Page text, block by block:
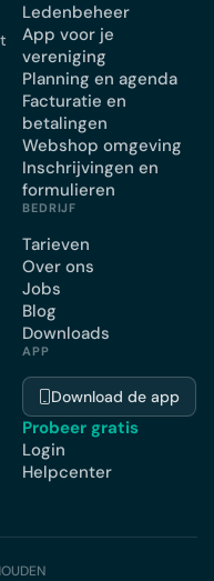
Ledenbeheer
App voor je
vereniging
Planning en agenda
Facturatie en
betalingen
Webshop omgeving
Inschrijvingen en
formulieren
BEDRIJF
Tarieven
Over ons
Jobs
Blog
Downloads
APP
Download de app
Probeer gratis
Login
Helpcenter